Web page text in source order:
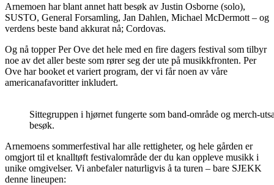
Arnemoen har blant annet hatt besøk av Justin Osborne (solo),
SUSTO, General Forsamling, Jan Dahlen, Michael McDermott – og
verdens beste band akkurat nå; Cordovas.
Og nå topper Per Ove det hele med en fire dagers festival som tilbyr
noe av det aller beste som rører seg der ute på musikkfronten. Per
Ove har booket et variert program, der vi får noen av våre
americanafavoritter inkludert.
Sittegruppen i hjørnet fungerte som band-område og merch-
besøk.
Arnemoens sommerfestival har alle rettigheter, og hele gården er
omgjort til et knalltøft festivalområde der du kan oppleve musikk i
unike omgivelser. Vi anbefaler naturligvis å ta turen – bare SJEKK
denne lineupen: